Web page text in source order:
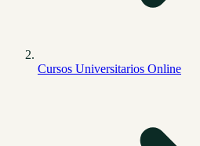
Cursos Universitarios Online